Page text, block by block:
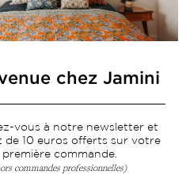
revendeur
avec poésie et élégance
vous à notre newsletter
chez Jamini
vous à notre newsletter et
de 10 euros offerts sur votre
première commande.
commandes professionnelles)